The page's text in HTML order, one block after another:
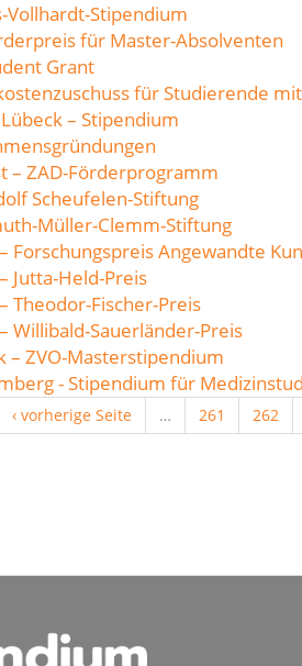
Stipendium
für Master-Absolventen
Grant
für Studierende
– Stipendium
– ZAD-Förderprogramm
Scheufelen-Stiftung
Müller-Clemm-Stiftung
Angewandte
Jutta-Held-Preis
Theodor-Fischer-Preis
Willibald-Sauerländer-Preis
ZVO-Masterstipendium
- Stipendium für
‹ vorherige Seite … 261 262